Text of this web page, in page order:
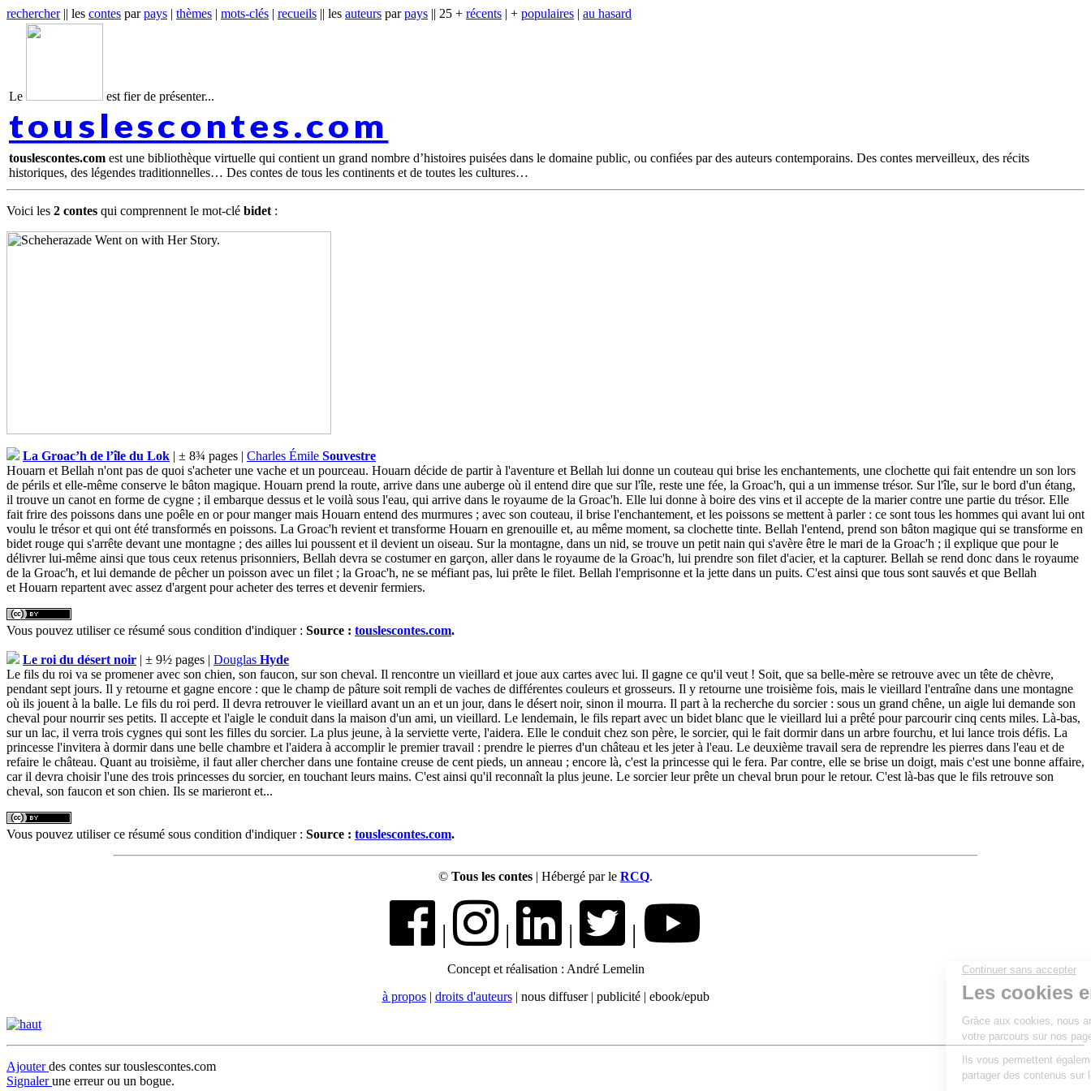
rechercher|| les contes parpays | thèmes | mots-clés | recueils || les auteurs parpays || 25 + récents | + populaires | au hasard
Le est fier de présenter...
touslescontes.com
touslescontes.com est une bibliothèque virtuelle qui contient un grand nombre d’histoires puisées dans le domaine public, ou confiées par des auteurs contemporains. Des contes merveilleux, des récits
historiques, des légendes traditionnelles… Des contes de tous les continents et de toutes les cultures
Voici les 2 contes qui comprennent le mot-clé bidet :
La Groac’h de l’île du Lok | ± 8¾ pages | Charles Émile Souvestre
Houarn et Bellah n'ont pas de quoi s'acheter une vache et un pourceau. Houarn décide de partir à l'aventure et Bellah lui donne un couteau qui brise les enchantements, une clochette qui fait entendre un son lors
de périls et elle-même conserve le bâton magique. Houarn prend la route, arrive dans une auberge où il entend dire que sur l'île, reste une fée, la Groac'h, qui a un immense trésor. Sur l'île, sur le bord d'un étang,
il trouve un canot en forme de cygne ; il embarque dessus et le voilà sous l'eau, qui arrive dans le royaume de la Groac'h. Elle lui donne à boire des vins et il accepte de la marier contre une partie du trésor. Elle
fait frire des poissons dans une poêle en or pour manger mais Houarn entend des murmures ; avec son couteau, il brise l'enchantement, et les poissons se mettent à parler : ce sont tous les hommes qui avant lui ont
voulu le trésor et qui ont été transformés en poissons. La Groac'h revient et transforme Houarn en grenouille et, au même moment, sa clochette tinte. Bellah l'entend, prend son bâton magique qui se transforme en
bidet rouge qui s'arrête devant une montagne ; des ailles lui poussent et il devient un oiseau. Sur la montagne, dans un nid, se trouve un petit nain qui s'avère être le mari de la Groac'h ; il explique que pour le
délivrer lui-même ainsi que tous ceux retenus prisonniers, Bellah devra se costumer en garçon, aller dans le royaume de la Groac'h, lui prendre son filet d'acier, et la capturer. Bellah se rend donc dans le royaume
de la Groac'h, et lui demande de pêcher un poisson avec un filet ; la Groac'h, ne se méfiant pas, lui prête le filet. Bellah l'emprisonne et la jette dans un puits. C'est ainsi que tous sont sauvés et que Bellah
et Houarn repartent avec assez d'argent pour acheter des terres et devenir fermiers.
Vous pouvez utiliser ce résumé sous condition d'indiquer : Source : touslescontes.com.
Le roi du désert noir | ± 9½ pages | Douglas Hyde
Le fils du roi va se promener avec son chien, son faucon, sur son cheval. Il rencontre un vieillard et joue aux cartes avec lui. Il gagne ce qu'il veut ! Soit, que sa belle-mère se retrouve avec un tête de chèvre,
pendant sept jours. Il y retourne et gagne encore : que le champ de pâture soit rempli de vaches de différentes couleurs et grosseurs. Il y retourne une troisième fois, mais le vieillard l'entraîne dans une montagne
où ils jouent à la balle. Le fils du roi perd. Il devra retrouver le vieillard avant un an et un jour, dans le désert noir, sinon il mourra. Il part à la recherche du sorcier : sous un grand chêne, un aigle lui demande son
cheval pour nourrir ses petits. Il accepte et l'aigle le conduit dans la maison d'un ami, un vieillard. Le lendemain, le fils repart avec un bidet blanc que le vieillard lui a prêté pour parcourir cinq cents miles. Là-bas,
sur un lac, il verra trois cygnes qui sont les filles du sorcier. La plus jeune, à la serviette verte, l'aidera. Elle le conduit chez son père, le sorcier, qui le fait dormir dans un arbre fourchu, et lui lance trois défis. La
princesse l'invitera à dormir dans une belle chambre et l'aidera à accomplir le premier travail : prendre le pierres d'un château et les jeter à l'eau. Le deuxième travail sera de reprendre les pierres dans l'eau et de
refaire le château. Quant au troisième, il faut aller chercher dans une fontaine creuse de cent pieds, un anneau ; encore là, c'est la princesse qui le fera. Par contre, elle se brise un doigt, mais c'est une bonne affaire,
car il devra choisir l'une des trois princesses du sorcier, en touchant leurs mains. C'est ainsi qu'il reconnaît la plus jeune. Le sorcier leur prête un cheval brun pour le retour. C'est là-bas que le fils retrouve son
cheval, son faucon et son chien. Ils se marieront et...
Vous pouvez utiliser ce résumé sous condition d'indiquer : Source : touslescontes.com.
© Tous les contes | Hébergé par le RCQ.
| | | |
Concept et réalisation : André Lemelin
à propos| droits d'auteurs| nous diffuser | publicité | ebook/epub
Ajouterdes contes sur touslescontes.com
Signalerune erreur ou un bogue.